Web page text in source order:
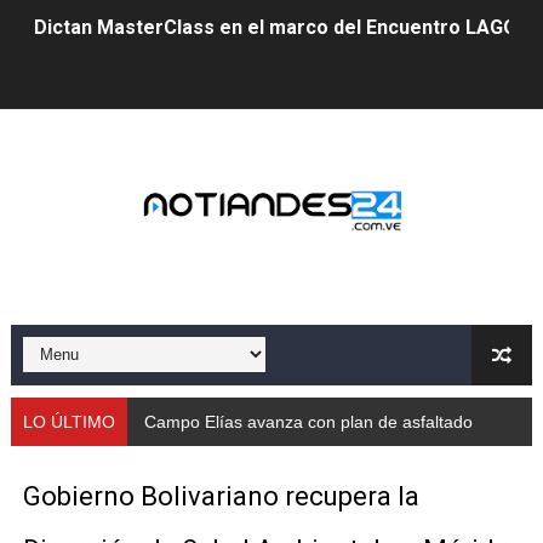
Dictan MasterClass en el marco del Encuentro LAGO
Gobernador Arnaldo Sánchez apadrina a más de 993
Mérida fortalece su reserva deportiva de cara a
Gobernación de Mérida instalará mesa de trabajo con
Fundecem ofrece taller de bordado en punto de cruz
LO ÚLTIMO Campo Elías avanza con plan de asfaltado
Gobierno Bolivariano recupera la